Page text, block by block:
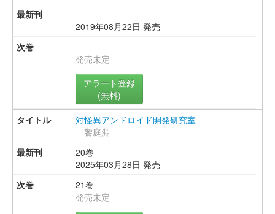
2019年08月22日 発売
発売未定
アラート登録
(無料)
対怪異アンドロイド開発研究室
饗庭淵
20巻
2025年03月28日 発売
21巻
発売未定